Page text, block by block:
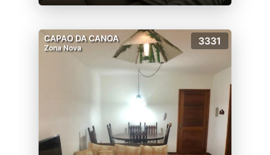
CAPAO DA CANOA
Zona Nova
3331